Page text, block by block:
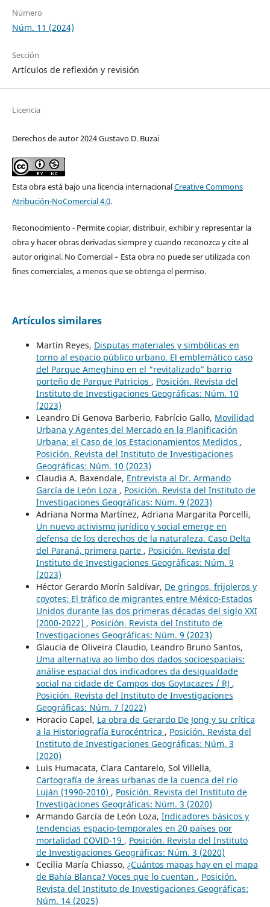
Número
Núm. 11 (2024)
Sección
Artículos de reflexión y revisión
Licencia
Derechos de autor 2024 Gustavo D. Buzai
Esta obra está bajo una licencia internacionalCreative Commons
Atribución-NoComercial 4.0.
Reconocimiento - Permite copiar, distribuir, exhibir y representar la
obra y hacer obras derivadas siempre y cuando reconozca y cite al
autor original. No Comercial – Esta obra no puede ser utilizada con
fines comerciales, a menos que se obtenga el permiso.
Artículos similares
Martín Reyes, Disputas materiales y simbólicas en
torno al espacio público urbano. El emblemático caso
del Parque Ameghino en el “revitalizado” barrio
porteño de Parque Patricios , Posición. Revista del
Instituto de Investigaciones Geográficas: Núm. 10
(2023)
Leandro Di Genova Barberio, Fabrício Gallo, Movilidad
Urbana y Agentes del Mercado en la Planificación
Urbana: el Caso de los Estacionamientos Medidos ,
Posición. Revista del Instituto de Investigaciones
Geográficas: Núm. 10 (2023)
Claudia A. Baxendale, Entrevista al Dr. Armando
García de León Loza , Posición. Revista del Instituto de
Investigaciones Geográficas: Núm. 9 (2023)
Adriana Norma Martínez, Adriana Margarita Porcelli,
Un nuevo activismo jurídico y social emerge en
defensa de los derechos de la naturaleza. Caso Delta
del Paraná, primera parte , Posición. Revista del
Instituto de Investigaciones Geográficas: Núm. 9
(2023)
Héctor Gerardo Morín Saldívar, De gringos, frijoleros y
coyotes: El tráfico de migrantes entre México-Estados
Unidos durante las dos primeras décadas del siglo XXI
(2000-2022) , Posición. Revista del Instituto de
Investigaciones Geográficas: Núm. 9 (2023)
Glaucia de Oliveira Claudio, Leandro Bruno Santos,
Uma alternativa ao limbo dos dados socioespaciais:
análise espacial dos indicadores da desigualdade
social na cidade de Campos dos Goytacazes / RJ ,
Posición. Revista del Instituto de Investigaciones
Geográficas: Núm. 7 (2022)
Horacio Capel, La obra de Gerardo De Jong y su crítica
a la Historiografía Eurocéntrica , Posición. Revista del
Instituto de Investigaciones Geográficas: Núm. 3
(2020)
Luis Humacata, Clara Cantarelo, Sol Villella,
Cartografía de áreas urbanas de la cuenca del río
Luján (1990-2010) , Posición. Revista del Instituto de
Investigaciones Geográficas: Núm. 3 (2020)
Armando García de León Loza, Indicadores básicos y
tendencias espacio-temporales en 20 países por
mortalidad COVID-19 , Posición. Revista del Instituto
de Investigaciones Geográficas: Núm. 3 (2020)
Cecilia María Chiasso, ¿Cuántos mapas hay en el mapa
de Bahía Blanca? Voces que lo cuentan , Posición.
Revista del Instituto de Investigaciones Geográficas:
Núm. 14 (2025)